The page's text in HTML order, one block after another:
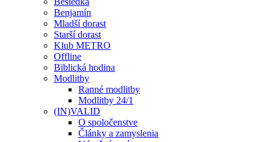
Benjamín
Mladší dorast
Starší dorast
Klub METRO
Offline
Biblická hodina
Modlitby
Ranné modlitby
Modlitby 24/1
(IN)VALID
O spoločenstve
Články a zamyslenia